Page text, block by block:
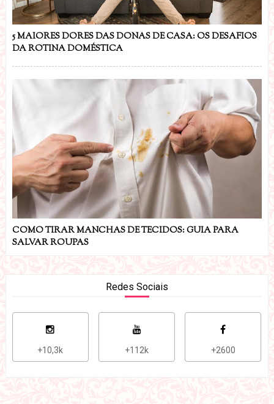
5 MAIORES DORES DAS DONAS DE CASA: OS DESAFIOS
DA ROTINA DOMÉSTICA
COMO TIRAR MANCHAS DE TECIDOS: GUIA PARA
SALVAR ROUPAS
Redes Sociais
+10,3k +112k +2600